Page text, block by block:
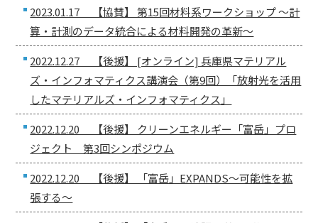
2023.01.17 【協賛】 第15回材料系ワークショップ 〜計
算・計測のデータ統合による材料開発の革新〜
2022.12.27 【後援】 [オンライン] 兵庫県マテリアル
ズ・インフォマティクス講演会（第9回）「放射光を活用
したマテリアルズ・インフォマティクス」
2022.12.20 【後援】 クリーンエネルギー「富岳」プロ
ジェクト 第3回シンポジウム
2022.12.20 【後援】 「富岳」EXPANDS～可能性を拡
張する～